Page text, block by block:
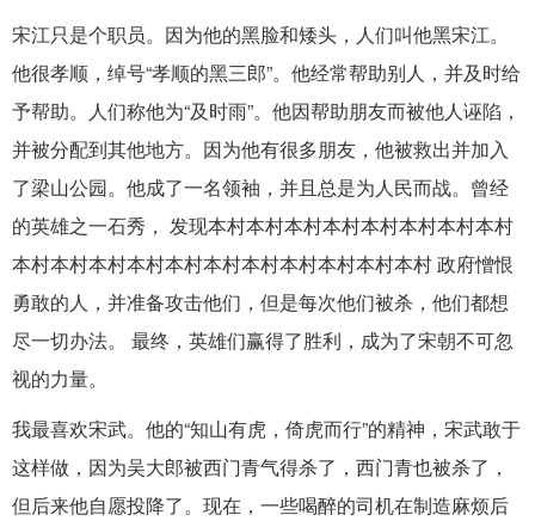
宋江只是个职员。因为他的黑脸和矮头，人们叫他黑宋江。
他很孝顺，绰号“孝顺的黑三郎”。他经常帮助别人，并及时给
予帮助。人们称他为“及时雨”。他因帮助朋友而被他人诬陷，
并被分配到其他地方。因为他有很多朋友，他被救出并加入
了梁山公园。他成了一名领袖，并且总是为人民而战。曾经
的英雄之一石秀， 发现本村本村本村本村本村本村本村本村
本村本村本村本村本村本村本村本村本村本村本村 政府憎恨
勇敢的人，并准备攻击他们，但是每次他们被杀，他们都想
尽一切办法。 最终，英雄们赢得了胜利，成为了宋朝不可忽
视的力量。
我最喜欢宋武。他的“知山有虎，倚虎而行”的精神，宋武敢于
这样做，因为吴大郎被西门青气得杀了，西门青也被杀了，
但后来他自愿投降了。现在，一些喝醉的司机在制造麻烦后